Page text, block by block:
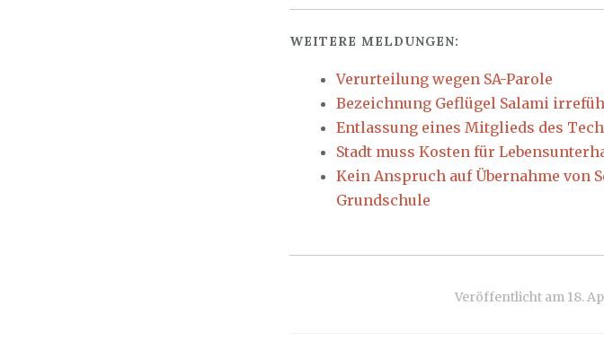
WEITERE MELDUNGEN:
Verurteilung wegen SA-Parole
Bezeichnung Geflügel Salami
Entlassung eines Mitglieds des
Stadt muss Kosten für
Kein Anspruch auf Übernahme von
Grundschule
Veröffentlicht am 18.